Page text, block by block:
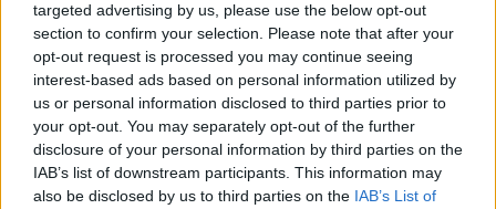
targeted advertising by us, please use the below opt-out
section to confirm your selection. Please note that after your
opt-out request is processed you may continue seeing
interest-based ads based on personal information utilized by
us or personal information disclosed to third parties prior to
your opt-out. You may separately opt-out of the further
disclosure of your personal information by third parties on the
IAB’s list of downstream participants. This information may
also be disclosed by us to third parties on the IAB’s List of